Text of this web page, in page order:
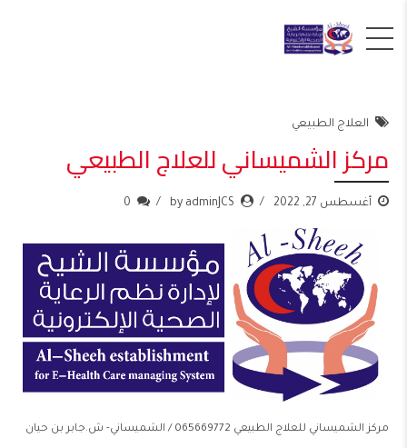
العلاج الطبيعي
مركز الشميساني للعلاج الطبيعي
أغسطس 27, 2022 by adminJCS
0
مركز الشميساني للعلاج الطبيعي 065669772 / الشميساني- ش.جابر بن حيان